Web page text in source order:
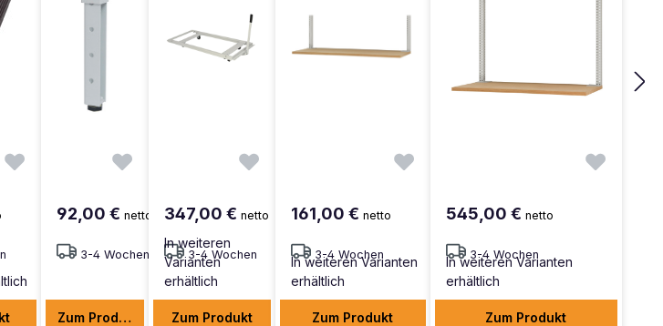
92,00 € netto
3-4 Wochen
Zum Produkt
347,00 €netto
3-4 Wochen
In weiteren
Varianten
erhältlich
Zum Produkt
161,00 € netto
3-4 Wochen
In weiteren Varianten
erhältlich
Zum Produkt
545,00 € netto
3-4 Wochen
In weiteren Varianten
erhältlich
Zum Produkt